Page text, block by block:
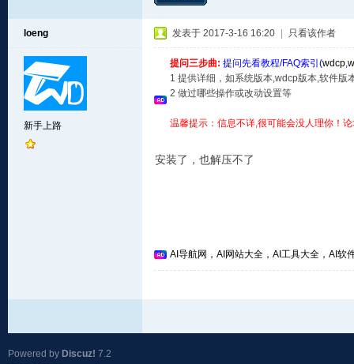
loeng
新手上路
发表于 2017-3-16 16:20 只看该作者
提问三步曲: 提问先看教程/FAQ索引(wdcp,
1 提供详细，如系统版本,wdcp版本,软件版
2 做过哪些操作或改动设置等
温馨提示：信息不详,很可能会没人理你！
安装了，也解压不了
AI导航网，AI网站大全，AI工具大全，AI软
Powered by Discuz! 7.2